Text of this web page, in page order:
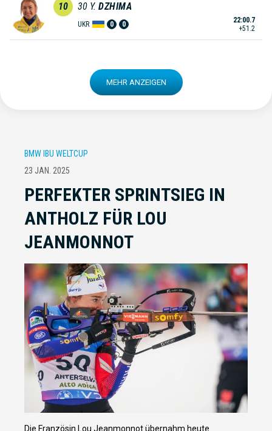
10 30 Y. DZHIMA
UKR 0 0
22:00.7
+51.2
MEHR ANZEIGEN
BMW IBU WELTCUP
23 JAN. 2025
PERFEKTER SPRINTSIEG IN
ANTHOLZ FÜR LOU
JEANMONNOT
Die Französin Lou Jeanmonnot übernahm heute